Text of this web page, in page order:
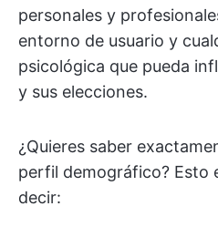
personales y
entorno de usuario y
psicológica que pueda
y sus elecciones.
¿Quieres saber
perfil demográfico? Esto
decir: